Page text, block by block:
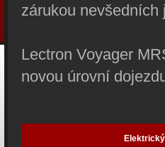
zárukou
Lectron Voyager
novou úrovní